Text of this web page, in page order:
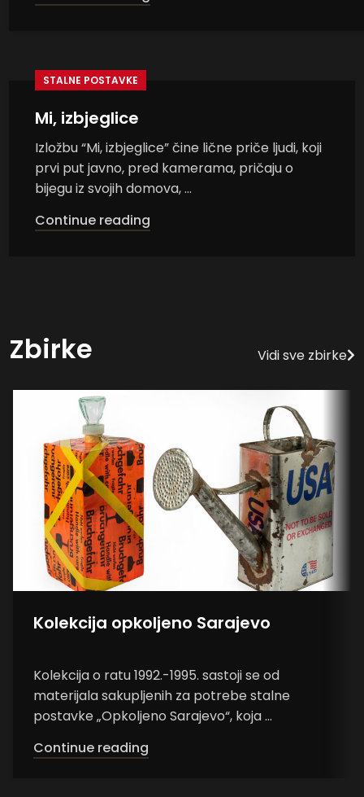
STALNE POSTAVKE
Mi, izbjeglice
Izložbu “Mi, izbjeglice” čine lične priče ljudi, koji
prvi put javno, pred kamerama, pričaju o
bijegu iz svojih domova, ...
Continue reading
Zbirke Vidi sve zbirke
Kolekcija opkoljeno Sarajevo
Kolekcija o ratu 1992.-1995. sastoji se od
materijala sakupljenih za potrebe stalne
postavke „Opkoljeno Sarajevo“, koja ...
Continue reading